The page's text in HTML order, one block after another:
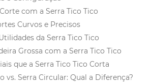
com a Serra Tico Tico
Curvos e Precisos
da Serra Tico Tico
Grossa com a Serra Tico Tico
que a Serra Tico Tico Corta
vs. Serra Circular: Qual a Diferença?